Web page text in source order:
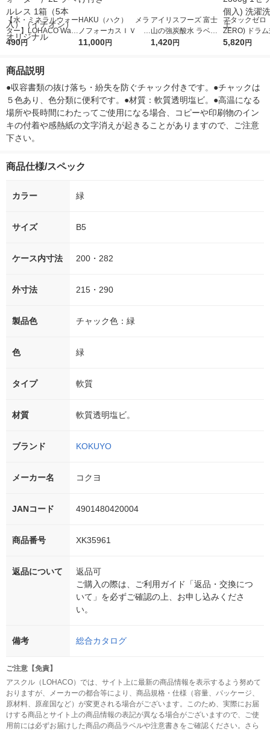
【水・ミネラルウォー
ター】LOHACO Wate
r（ロハコウォータ
シ） オリジナル
490円
HAKU（ハク） メラ
ノフォーカスＩＶ 4
5ｇ 資生堂 おまけ
11,000円
アイリスフーズ 富士
山の強炭酸水 ラベル
レス 500ml 1箱（24
1,420円
アタックゼロ
ZERO) ドラ
詰め替え メガ
5,820円
商品説明
●収容書類の抜け落ち・紛失を防ぐチャック付きです。●チャックは
５色あり、色分類に便利です。●材質：軟質透明塩ビ。●高温になる
場所や長時間にわたってご使用になる場合、コピーや印刷物のイン
キの付着や感熱紙の文字消えが起きることがありますので、ご注意
下さい。
商品仕様/スペック
カラー 緑
サイズ B5
ケース内寸法 200・282
外寸法 215・290
製品色 チャック色：緑
色 緑
タイプ 軟質
材質 軟質透明塩ビ。
ブランド KOKUYO
メーカー名 コクヨ
JANコード 4901480420004
商品番号 XK35961
返品について
返品可
ご購入の際は、ご利用ガイド「返品・交換につ
いて」を必ずご確認の上、お申し込みくださ
い。
備考 総合カタログ
ご注意【免責】
アスクル（LOHACO）では、サイト上に最新の商品情報を表示するよう努めて
おりますが、メーカーの都合等により、商品規格・仕様（容量、パッケージ、
原材料、原産国など）が変更される場合がございます。このため、実際にお届
けする商品とサイト上の商品情報の表記が異なる場合がございますので、ご使
用前には必ずお届けした商品の商品ラベルや注意書きをご確認ください。さら